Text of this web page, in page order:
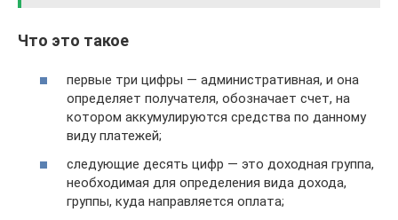
Что это такое
первые три цифры — административная, и она
определяет получателя, обозначает счет, на
котором аккумулируются средства по данному
виду платежей;
следующие десять цифр — это доходная группа,
необходимая для определения вида дохода,
группы, куда направляется оплата;